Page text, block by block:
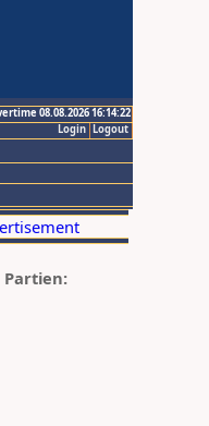
08.08.2026 16:14:22
Logout
Login
Partien: